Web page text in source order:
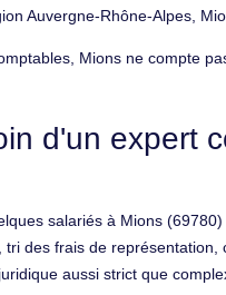
Auvergne-Rhône-Alpes,
Mions ne compte
d'un expert
salariés à Mions
des frais de
aussi strict que